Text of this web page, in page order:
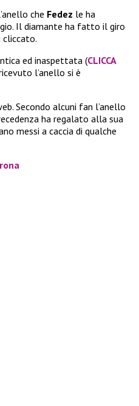
che Fedez le ha
Il diamante ha fatto il giro
ed inaspettata (CLICCA
l’anello si è
Secondo alcuni fan l’anello
ha regalato alla sua
messi a caccia di qualche